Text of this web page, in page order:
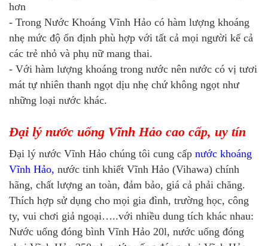
hơn
- Trong Nước Khoáng Vĩnh Hảo có hàm lượng khoáng
nhẹ mức độ ổn định phù hợp với tất cả mọi người kể cả
các trẻ nhỏ và phụ nữ mang thai.
- Với hàm lượng khoáng trong nước nên nước có vị tươi
mát tự nhiên thanh ngọt dịu nhẹ chứ không ngọt như
những loại nước khác.
Đại lý nước uống Vĩnh Hảo cao cấp, uy tín
Đại lý nước Vĩnh Hảo chúng tôi cung cấp nước khoáng
Vĩnh Hảo, nước tinh khiết Vĩnh Hảo (Vihawa) chính
hãng, chất lượng an toàn, đảm bảo, giá cả phải chăng.
Thích hợp sử dụng cho mọi gia đình, trường học, công
ty, vui chơi giả ngoại…..với nhiều dung tích khác nhau:
Nước uống đóng bình Vĩnh Hảo 20l, nước uống đóng